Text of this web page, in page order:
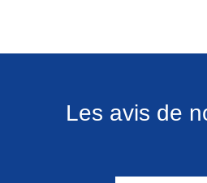
Les avis de